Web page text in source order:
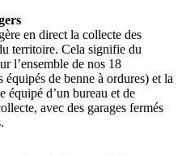
en direct la collecte des
territoire. Cela signifie du
l’ensemble de nos 18
de benne à ordures) et la
équipé d’un bureau et de
avec des garages fermés